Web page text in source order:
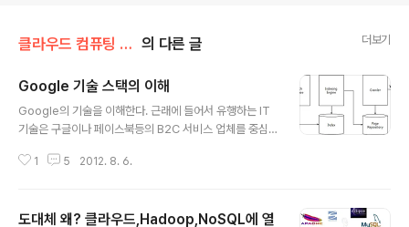
클라우드 컴퓨팅 & NoSQL/분산컴퓨팅&클라우드 의 다른 글 더보기
Google 기술 스택의 이해
Google의 기술을 이해한다. 근래에 들어서 유행하는 IT
기술은 구글이나 페이스북등의 B2C 서비스 업체를 중심
oSQL, 빅데이타등의 최신기술들 역시 구글이나 페이스북
류를 이루는 기술에 대한 배경을 이해함으로써 향후 유사
1 5 2012. 8. 6.
도대체 왜? 클라우드,Hadoop,NoSQL에 열